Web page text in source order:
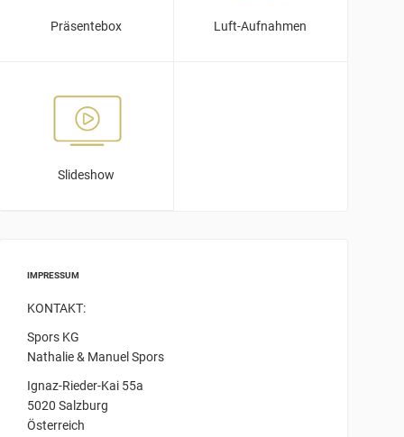
Präsentebox Luft-Aufnahmen
Slideshow
IMPRESSUM
KONTAKT:
Spors KG
Nathalie & Manuel Spors
Ignaz-Rieder-Kai 55a
5020 Salzburg
Österreich